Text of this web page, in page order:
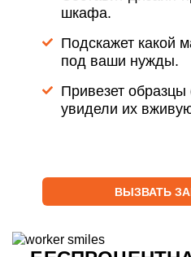
шкафа.
Подскажет какой
под ваши нужды.
Привезет
увидели их
ВЫЗВАТЬ